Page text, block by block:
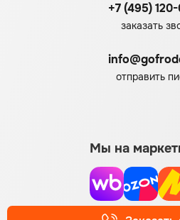
+7 (495)
заказать
отправить
Мы на